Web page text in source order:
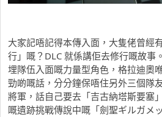
大家記唔記得本傳入面，大隻佬曾經
行」嘅？DLC 就係講佢去修行嘅故事
埋隊伍入面嘅力量型角色，格拉迪奧
勁啲嘅話，分分鐘保唔住另外三個隊
將軍，話自己要去「吉古納塔斯要塞
嘅遺跡挑戰傳說中嘅「劍聖ギルガメ